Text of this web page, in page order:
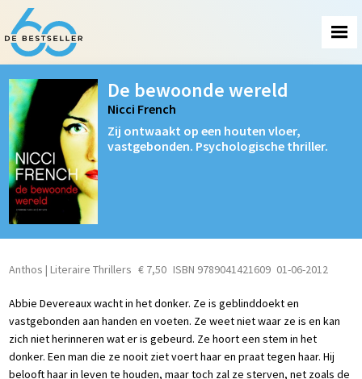
De bewoonde wereld
Nicci French
Zij ontwaakt op een houten vloer,
vastgebonden. Psychologische thriller.
Anthos | Literaire Thrillers € 7,50 ISBN 9789041421609 01-06-2012
Abbie Devereaux wacht in het donker. Ze is geblinddoekt en
vastgebonden aan handen en voeten. Ze weet niet waar ze is en kan
zich niet herinneren wat er is gebeurd. Ze hoort een stem in het
donker. Een man die ze nooit ziet voert haar en praat tegen haar. Hij
belooft haar in leven te houden, maar toch zal ze sterven, net zoals de